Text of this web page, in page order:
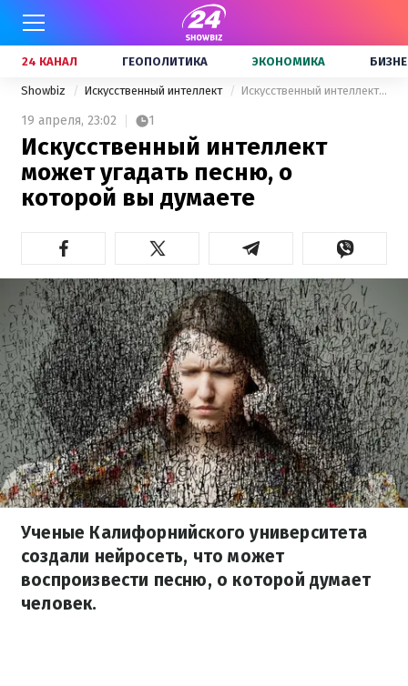
24 КАНАЛ ГЕОПОЛИТИКА ЭКОНОМИКА
Showbiz Искусственный интеллект Искусственный интеллект может угадать песню, о которой вы думаете
19 апреля, 23:02 1
Искусственный интеллект
может угадать песню, о
которой вы думаете
Ученые Калифорнийского университета
создали нейросеть, что может
воспроизвести песню, о которой думает
человек.